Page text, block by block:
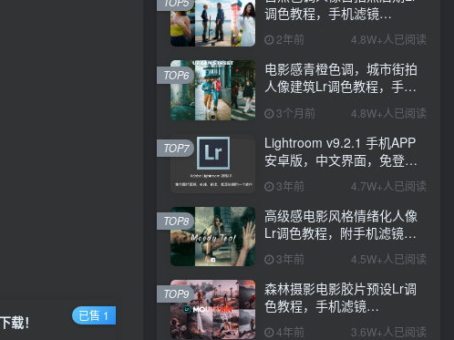
！ 已售 1
调色教程，手机滤镜
PS+Lightroom预设下载！
2年前 4.8W+人已阅读
电影感青橙色调，城市街拍
人像建筑Lr调色教程，手机
滤镜PS+Lightroom预设下
载！3个月前 4.8W+人已阅读
TOP6
Lightroom v9.2.1 手机APP
安卓版，中文界面，免登录
直接激活破解版！
3年前 4.7W+人已阅读
TOP7
高级感电影风格情绪化人像
Lr调色教程，附手机滤镜
PS+Lightroom预设下载！
3年前 4.5W+人已阅读
TOP8
森林摄影电影胶片预设Lr调
色教程，手机滤镜
Lightroom+Ps预设下载！
4年前 3.6W+人已阅读
TOP9